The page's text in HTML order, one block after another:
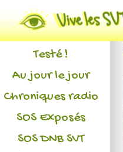
Actualités
L'association
Testé !
Au jour le jour
Chroniques radio
SOS Exposés
SOS DNB SVT